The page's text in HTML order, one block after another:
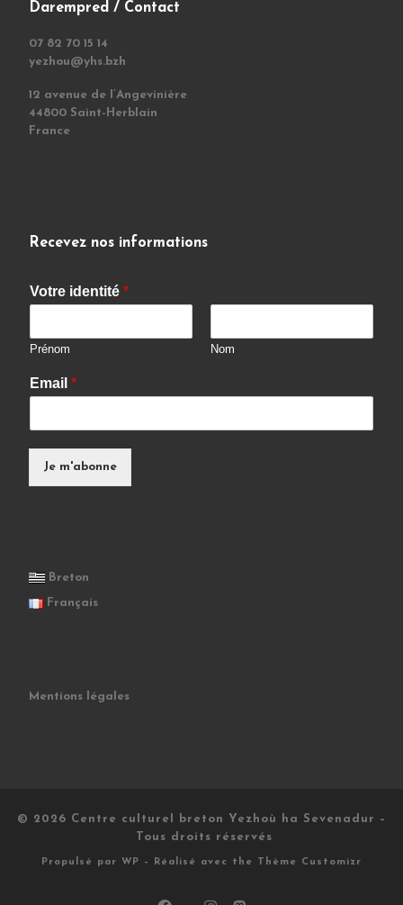
Darempred / Contact
07 82 70 15 14
yezhou@yhs.bzh
12 avenue de l’Angevinière
44800 Saint-Herblain
France
Recevez nos informations
Votre identité *
Prénom Nom
Email *
Je m'abonne
Breton
Français
Mentions légales
© 2026 Centre culturel breton Yezhoù ha Sevenadur
–
Tous droits réservés
Propulsé par WP – Réalisé avec the Thème Customizr